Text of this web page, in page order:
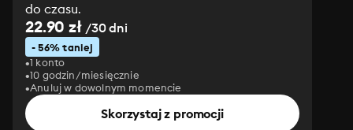
do czasu.
22.90 zł/30 dni
- 56% taniej
1 konto
10 godzin/miesięcznie
Anuluj w dowolnym momencie
Skorzystaj z promocji